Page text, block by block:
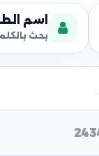
اسم
بحث